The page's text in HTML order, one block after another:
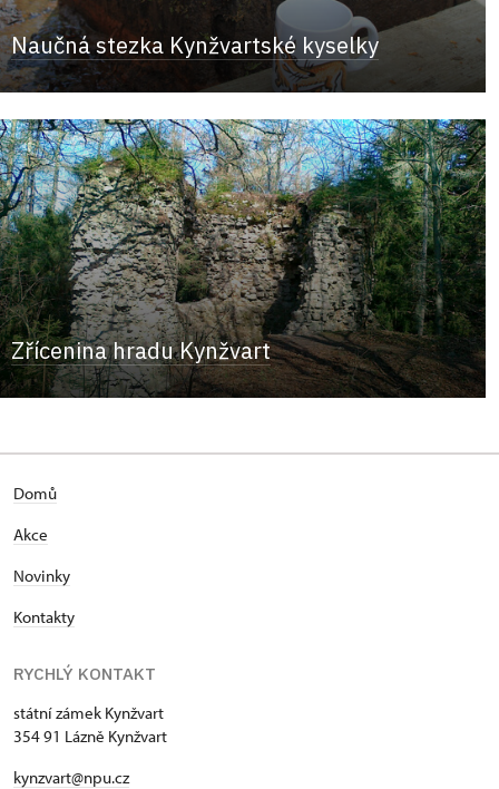
Naučná stezka Kynžvartské kyselky
Zřícenina hradu Kynžvart
Domů
Akce
Novinky
Kontakty
RYCHLÝ KONTAKT
státní zámek Kynžvart
354 91 Lázně Kynžvart
kynzvart@npu.cz